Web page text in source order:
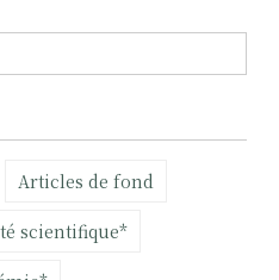
Articles de fond
scientifique*